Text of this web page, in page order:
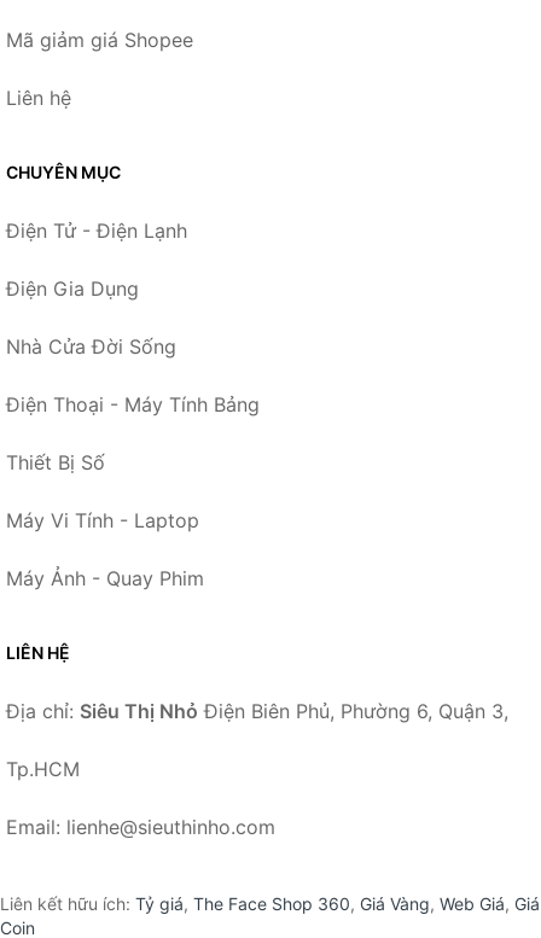
Mã giảm giá Shopee
Liên hệ
CHUYÊN MỤC
Điện Tử - Điện Lạnh
Điện Gia Dụng
Nhà Cửa Đời Sống
Điện Thoại - Máy Tính Bảng
Thiết Bị Số
Máy Vi Tính - Laptop
Máy Ảnh - Quay Phim
LIÊN HỆ
Địa chỉ: Siêu Thị Nhỏ Điện Biên Phủ, Phường 6, Quận 3,
Tp.HCM
Email: lienhe@sieuthinho.com
Liên kết hữu ích: Tỷ giá, The Face Shop 360, Giá Vàng, Web Giá, Giá
Coin